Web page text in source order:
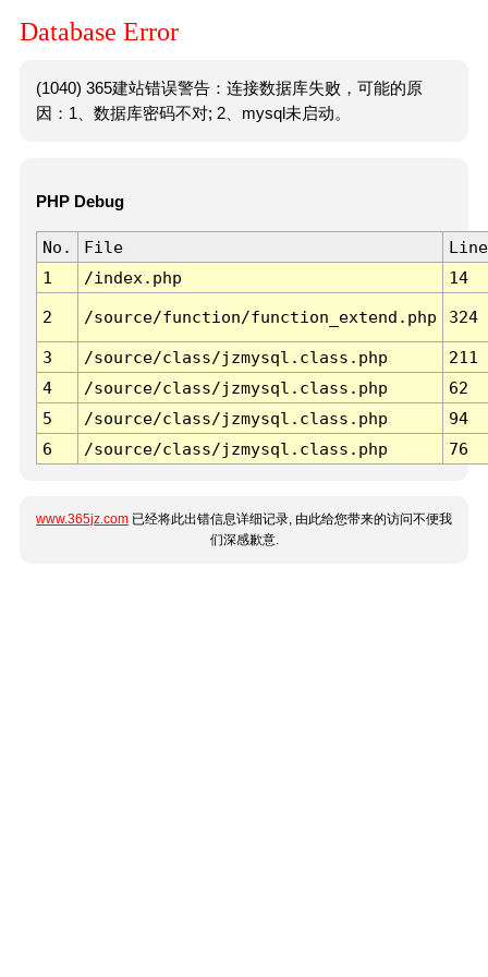
Database Error
(1040) 365建站错误警告：连接数据库失败，可能的原
因：1、数据库密码不对; 2、mysql未启动。
PHP Debug
No. File
Line
1
/index.php 14
2 /source/function/function_extend.php 324
3 /source/class/jzmysql.class.php
211
4
/source/class/jzmysql.class.php
62
5
/source/class/jzmysql.class.php
94
6
/source/class/jzmysql.class.php 76
www.365jz.com 已经将此出错信息详细记录, 由此给您带来的访问不便我
们深感歉意.